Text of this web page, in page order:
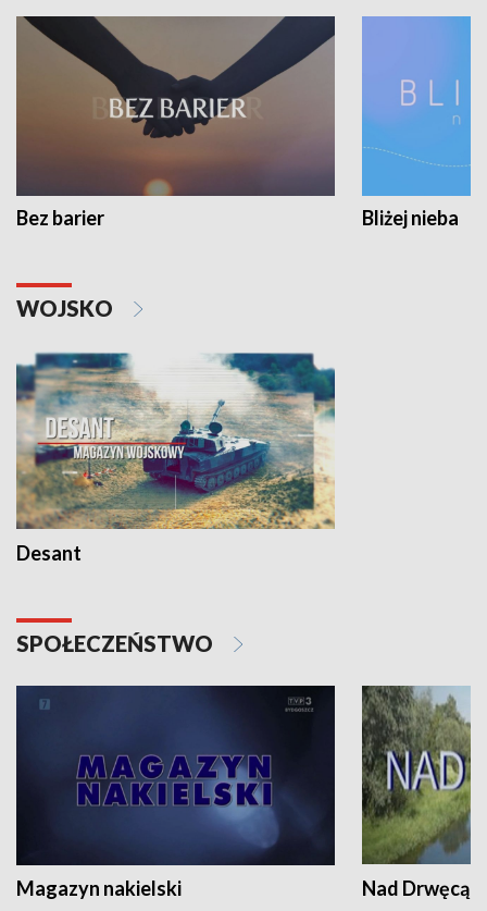
Bez barier Bliżej nieba
WOJSKO
Desant
SPOŁECZEŃSTWO
Magazyn nakielski Nad Drwęcą